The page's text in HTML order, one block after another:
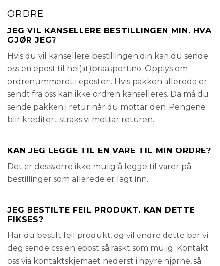
ORDRE
JEG VIL KANSELLERE BESTILLINGEN MIN. HVA
GJØR JEG?
Hvis du vil kansellere bestillingen din kan du sende
oss en epost til hei(at)braasport.no. Opplys om
ordrenummeret i eposten. Hvis pakken allerede er
sendt fra oss kan ikke ordren kanselleres. Da må du
sende pakken i retur når du mottar den. Pengene
blir kreditert straks vi mottar returen.
KAN JEG LEGGE TIL EN VARE TIL MIN ORDRE?
Det er dessverre ikke mulig å legge til varer på
bestillinger som allerede er lagt inn.
JEG BESTILTE FEIL PRODUKT. KAN DETTE
FIKSES?
Har du bestilt feil produkt, og vil endre dette ber vi
deg sende oss en epost så raskt som mulig. Kontakt
oss via kontaktskjemaet nederst i høyre hjørne, så